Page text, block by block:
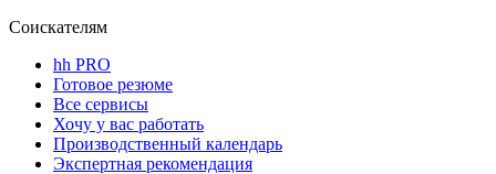
Соискателям
hh PRO
Готовое резюме
Все сервисы
Хочу у вас работать
Производственный календарь
Экспертная рекомендация